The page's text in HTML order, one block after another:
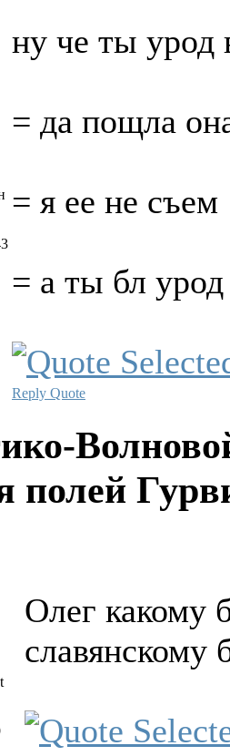
ну че ты урод
= да пощла
= я ее не съем
= а ты бл урод
Reply Quote
полей
Олег какому
славянскому